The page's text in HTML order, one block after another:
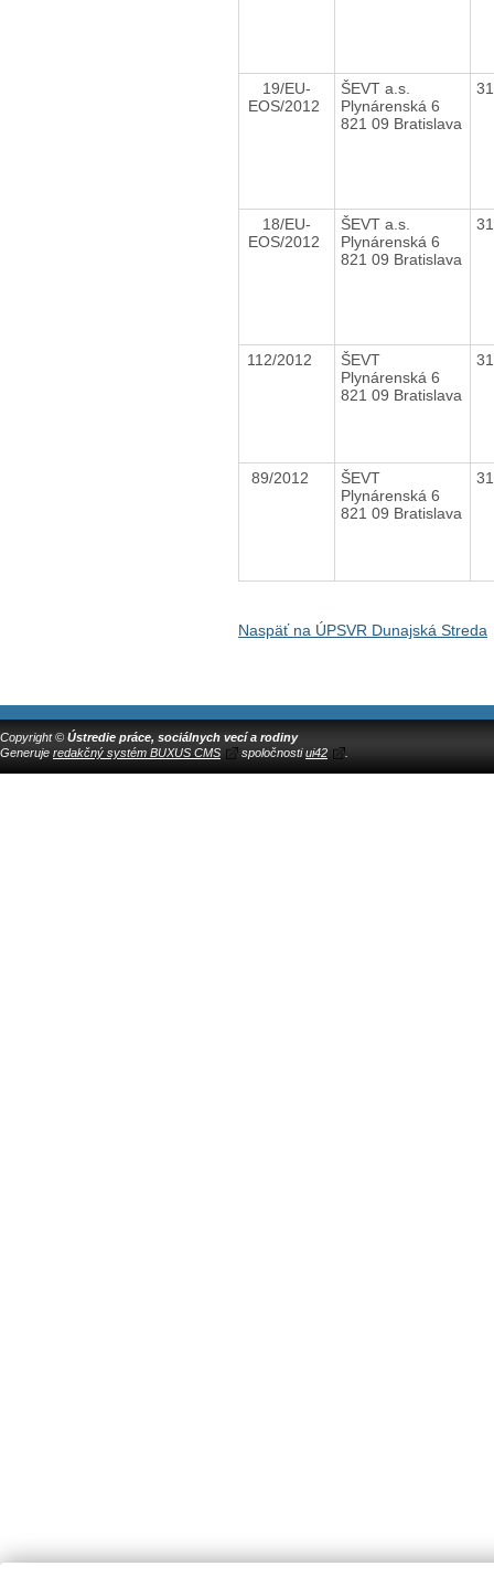
19/EU-
EOS/2012
ŠEVT a.s.
Plynárenská 6
821 09 Bratislava
18/EU-
EOS/2012
ŠEVT a.s.
Plynárenská 6
821 09 Bratislava
112/2012
ŠEVT
Plynárenská 6
821 09 Bratislava
89/2012
ŠEVT
Plynárenská 6
821 09 Bratislava
Naspäť na ÚPSVR Dunajská Streda
Copyright © Ústredie práce, sociálnych vecí a rodiny
Generuje redakčný systém BUXUS CMS spoločnostiui42